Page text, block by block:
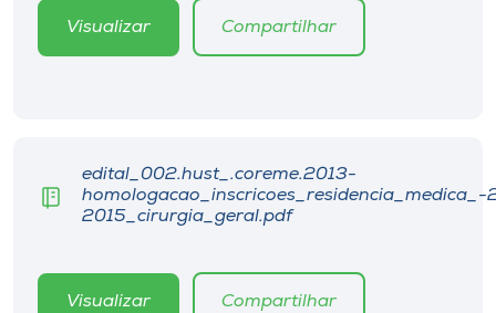
Visualizar Compartilhar
edital_002.hust_.coreme.2013-
homologacao_inscricoes_residencia_medica_-
2015_cirurgia_geral.pdf
Visualizar Compartilhar